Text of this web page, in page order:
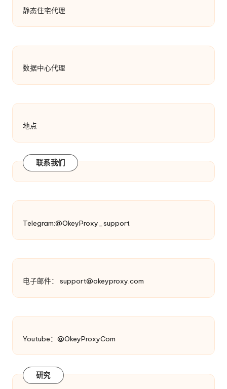
静态住宅代理
数据中心代理
地点
联系我们
Telegram:@OkeyProxy_support
电子邮件： support@okeyproxy.com
Youtube：@OkeyProxyCom
研究